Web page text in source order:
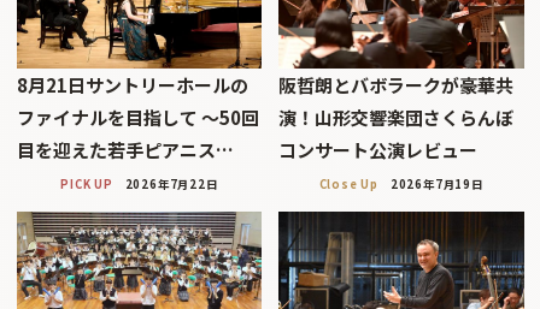
8月21日サントリーホールの
ファイナルを目指して 〜50回
目を迎えた若手ピアニス…
PICK UP 2026年7月22日
阪哲朗とバボラークが豪華共
演！山形交響楽団さくらんぼ
コンサート公演レビュー
Close Up 2026年7月19日